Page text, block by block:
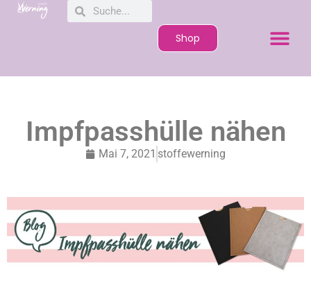
Shop
Impfpasshülle nähen
Mai 7, 2021 stoffewerning